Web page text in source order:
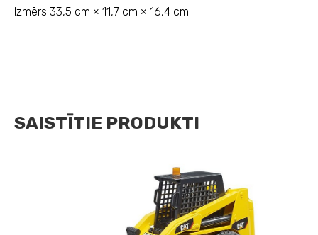
Izmērs 33,5 cm × 11,7 cm × 16,4 cm
SAISTĪTIE PRODUKTI